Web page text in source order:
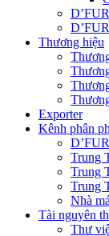
Thương hiệu
Exporter
Kênh phân
Trung
Trung
Trung
Nhà
Tài nguyên
Thư